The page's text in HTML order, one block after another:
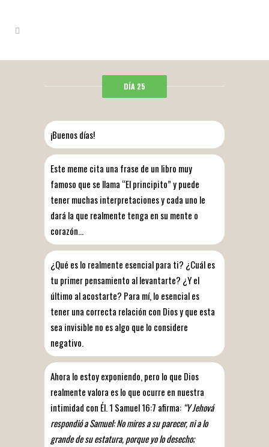
DÍA 25
¡Buenos días!
Este meme cita una frase de un libro muy
famoso que se llama “El principito” y puede
tener muchas interpretaciones y cada uno le
dará la que realmente tenga en su mente o
corazón…
¿Qué es lo realmente esencial para ti? ¿Cuál es
tu primer pensamiento al levantarte? ¿Y el
último al acostarte? Para mí, lo esencial es
tener una correcta relación con Dios y que esta
sea invisible no es algo que lo considere
negativo.
Ahora lo estoy exponiendo, pero lo que Dios
realmente valora es lo que ocurre en nuestra
intimidad con Él. 1 Samuel 16:7 afirma: “Y Jehová
respondió a Samuel: No mires a su parecer, ni a lo
grande de su estatura, porque yo lo desecho;